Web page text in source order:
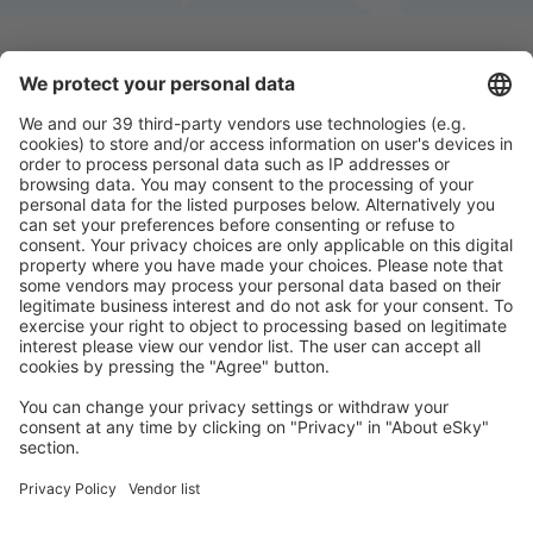
Ladda ner vår appför att enkelt planera
dina resor
Planera din resa
Billiga flyg
Weekendresor